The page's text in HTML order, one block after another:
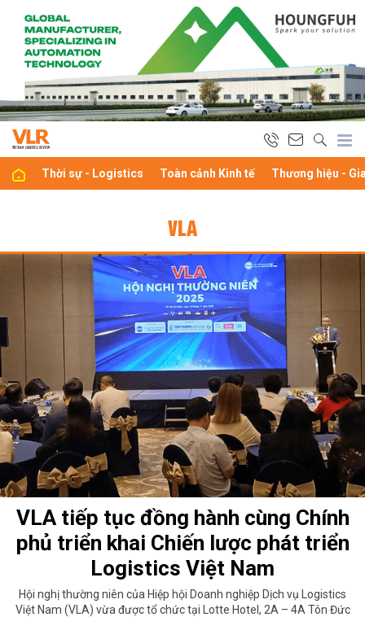
Thời sự - Logistics Toàn cảnh Kinh tế Thương hiệu -
VLA
VLA tiếp tục đồng hành cùng Chính
phủ triển khai Chiến lược phát triển
Logistics Việt Nam
Hội nghị thường niên của Hiệp hội Doanh nghiệp Dịch vụ Logistics
Việt Nam (VLA) vừa được tổ chức tại Lotte Hotel, 2A – 4A Tôn Đức